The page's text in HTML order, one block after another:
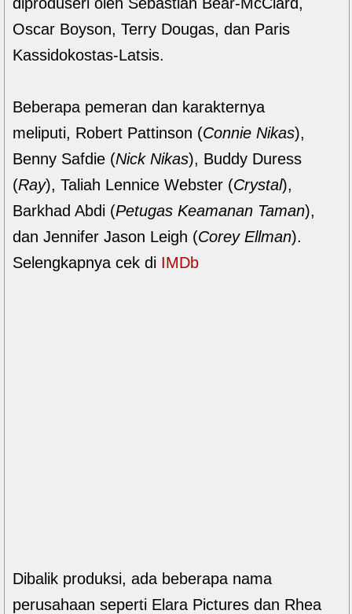
Oscar Boyson, Terry Dougas, dan Paris
Kassidokostas-Latsis.
Beberapa pemeran dan karakternya
meliputi, Robert Pattinson (Connie Nikas),
Benny Safdie (Nick Nikas), Buddy Duress
(Ray), Taliah Lennice Webster (Crystal),
Barkhad Abdi (Petugas Keamanan Taman),
dan Jennifer Jason Leigh (Corey Ellman).
Selengkapnya cek di IMDb
Dibalik produksi, ada beberapa nama
perusahaan seperti Elara Pictures dan Rhea